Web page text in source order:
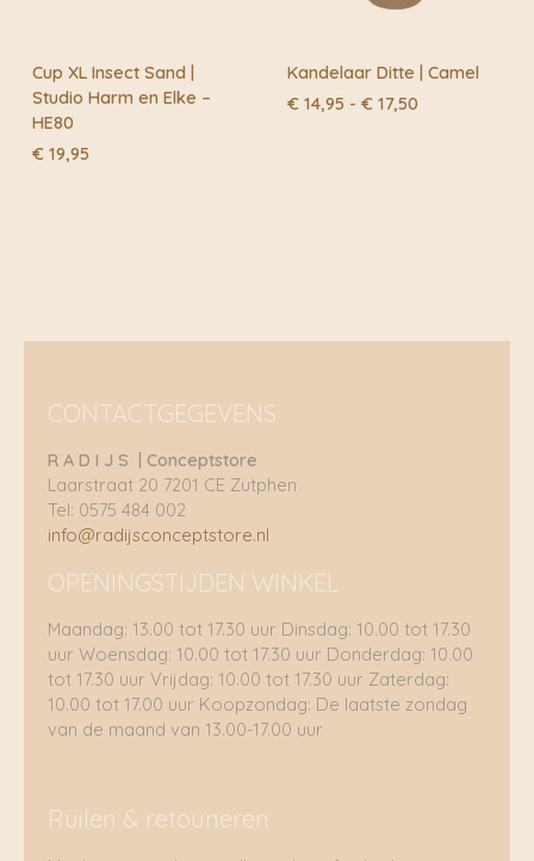
Cup XL Insect Sand |
Studio Harm en Elke –
HE80
€ 19,95
Kandelaar Ditte | Camel
€ 14,95 - € 17,50
CONTACTGEGEVENS
R A D I J S | Conceptstore
Laarstraat 20 7201 CE Zutphen
Tel: 0575 484 002
info@radijsconceptstore.nl
OPENINGSTIJDEN WINKEL
Maandag: 13.00 tot 17.30 uur Dinsdag: 10.00 tot 17.30
uur Woensdag: 10.00 tot 17.30 uur Donderdag: 10.00
tot 17.30 uur Vrijdag: 10.00 tot 17.30 uur Zaterdag:
10.00 tot 17.00 uur Koopzondag: De laatste zondag
van de maand van 13.00-17.00 uur
Ruilen & retouneren